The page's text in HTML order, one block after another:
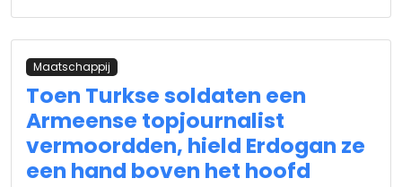
Maatschappij
Toen Turkse soldaten een
Armeense topjournalist
vermoordden, hield Erdogan ze
een hand boven het hoofd